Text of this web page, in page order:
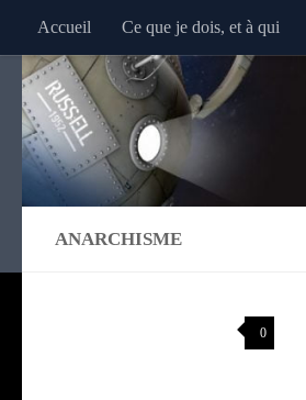
Au dessous du contenu
Accueil Ce que je dois, et à qui
ANARCHISME
0